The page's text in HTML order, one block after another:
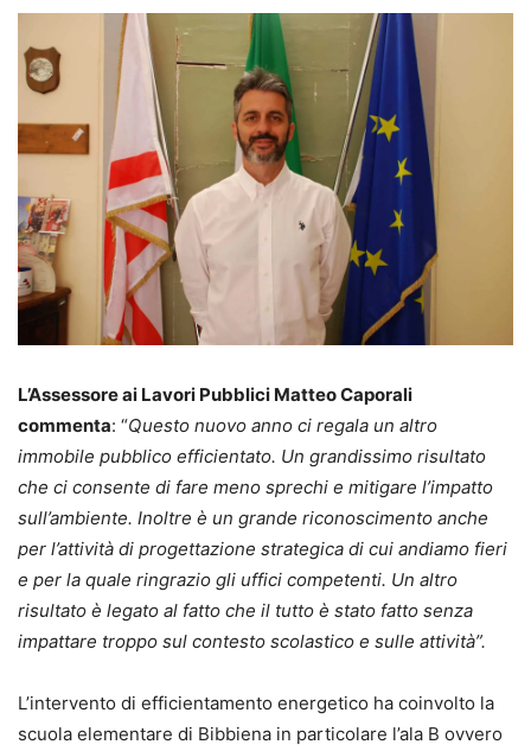
L’Assessore ai Lavori Pubblici Matteo Caporali
commenta: “Questo nuovo anno ci regala un altro
immobile pubblico efficientato. Un grandissimo risultato
che ci consente di fare meno sprechi e mitigare l’impatto
sull’ambiente. Inoltre è un grande riconoscimento anche
per l’attività di progettazione strategica di cui andiamo fieri
e per la quale ringrazio gli uffici competenti. Un altro
risultato è legato al fatto che il tutto è stato fatto senza
impattare troppo sul contesto scolastico e sulle attività”.
L’intervento di efficientamento energetico ha coinvolto la
scuola elementare di Bibbiena in particolare l’ala B ovvero